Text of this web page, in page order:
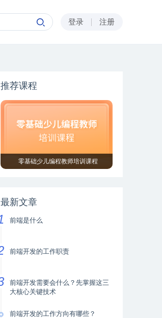
登录 注册
推荐课程
零基础少儿编程教师培训课程
最新文章
前端是什么
前端开发的工作职责
前端开发需要会什么？先掌握这三
大核心关键技术
前端开发的工作方向有哪些？